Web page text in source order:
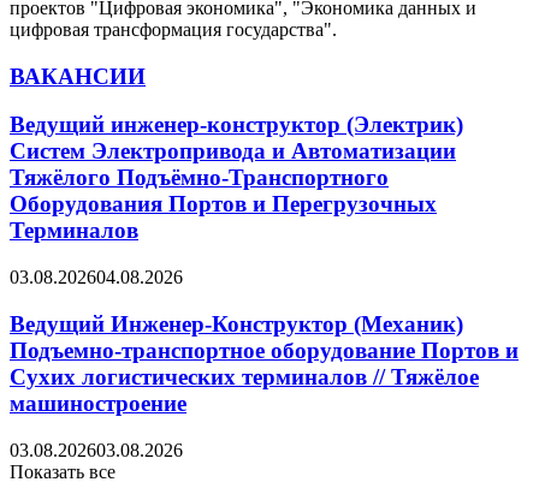
ВАКАНСИИ
Ведущий инженер-конструктор (Электрик)
Систем Электропривода и Автоматизации
Тяжёлого Подъёмно-Транспортного
Оборудования Портов и Перегрузочных
Терминалов
03.08.202604.08.2026
Ведущий Инженер-Конструктор (Механик)
Подъемно-транспортное оборудование Портов и
Сухих логистических терминалов // Тяжёлое
машиностроение
03.08.202603.08.2026
Показать все